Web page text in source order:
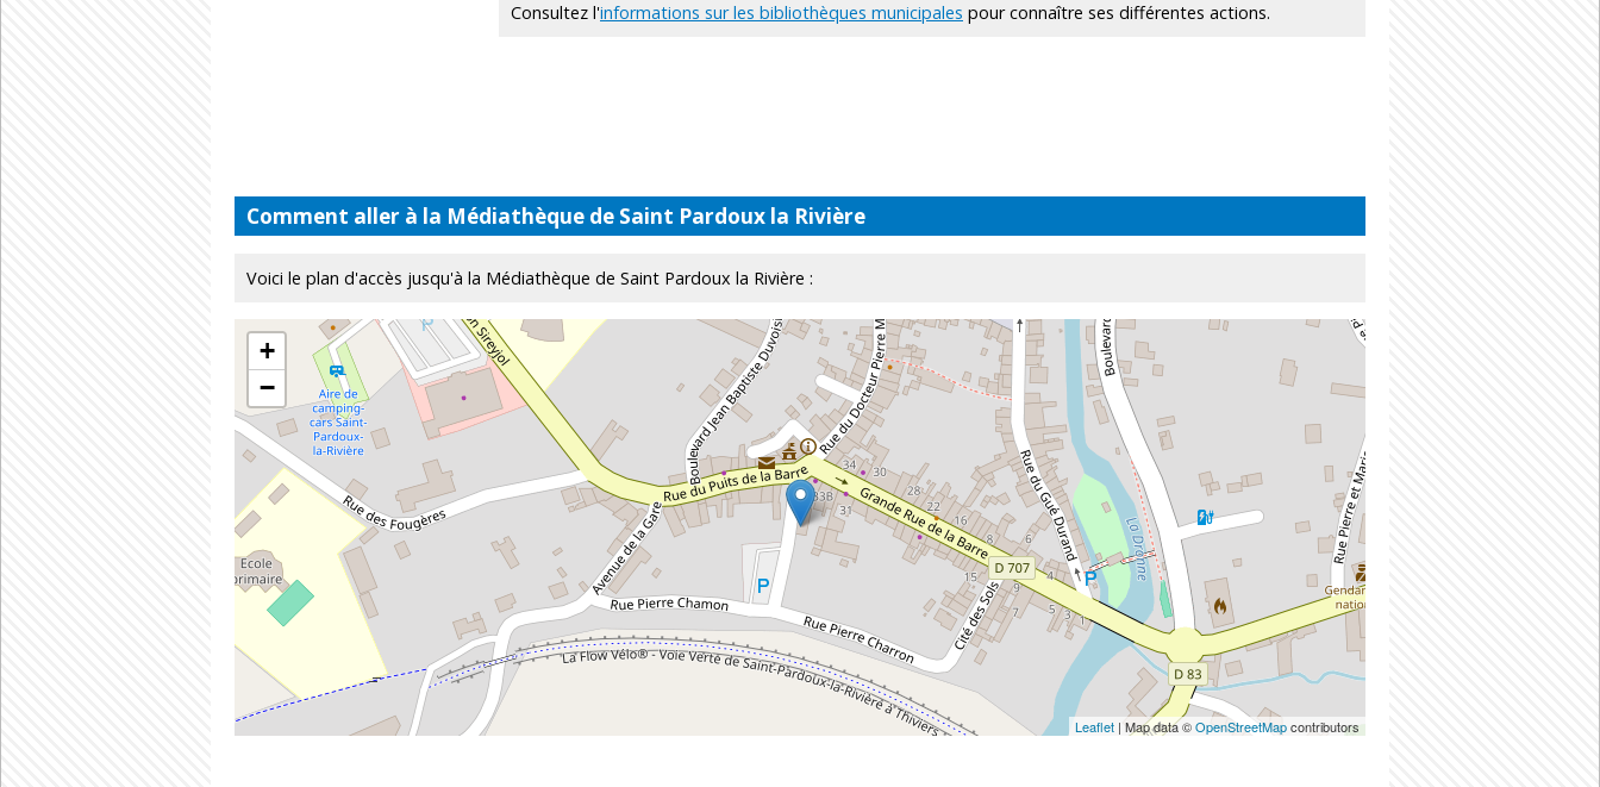
Consultez l'informations sur les bibliothèques municipales pour connaître ses différentes actions.
Comment aller à la Médiathèque de Saint Pardoux la Rivière
Voici le plan d'accès jusqu'à la Médiathèque de Saint Pardoux la Rivière :
+
−
Leaflet | Map data ©OpenStreetMapcontributors